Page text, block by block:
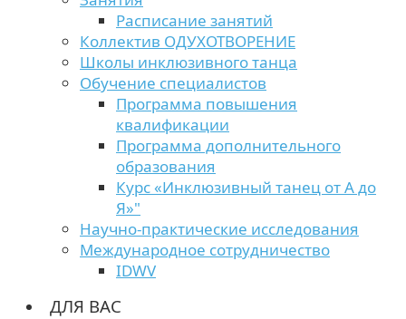
Расписание занятий
Коллектив ОДУХОТВОРЕНИЕ
Школы инклюзивного танца
Обучение специалистов
Программа повышения
квалификации
Программа дополнительного
образования
Курс «Инклюзивный танец от А до
Я»"
Научно-практические исследования
Международное сотрудничество
IDWV
ДЛЯ ВАС